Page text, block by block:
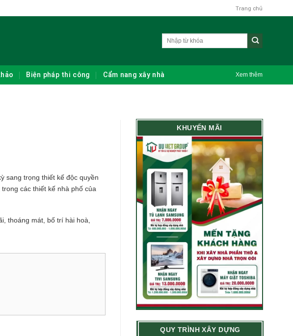
Trang chủ
Biện pháp thi công Cẩm nang xây nhà Xem thêm
sang trọng thiết kế độc quyền
các thiết kế nhà phố của
thoáng mát, bố trí hài hoà,
KHUYẾN MÃI
QUY TRÌNH XÂY DỰNG